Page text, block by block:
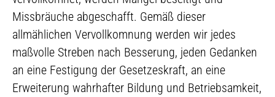
Missbräuche abgeschafft. Gemäß dieser
allmählichen Vervollkomnung werden wir jedes
maßvolle Streben nach Besserung, jeden Gedanken
an eine Festigung der Gesetzeskraft, an eine
Erweiterung wahrhafter Bildung und Betriebsamkeit,